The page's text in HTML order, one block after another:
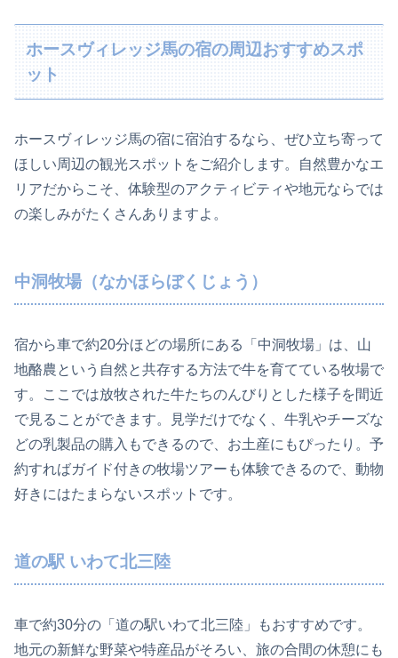
ホースヴィレッジ馬の宿の周辺おすすめスポ
ット
ホースヴィレッジ馬の宿に宿泊するなら、ぜひ立ち寄って
ほしい周辺の観光スポットをご紹介します。自然豊かなエ
リアだからこそ、体験型のアクティビティや地元ならでは
の楽しみがたくさんありますよ。
中洞牧場（なかほらぼくじょう）
宿から車で約20分ほどの場所にある「中洞牧場」は、山
地酪農という自然と共存する方法で牛を育てている牧場で
す。ここでは放牧された牛たちのんびりとした様子を間近
で見ることができます。見学だけでなく、牛乳やチーズな
どの乳製品の購入もできるので、お土産にもぴったり。予
約すればガイド付きの牧場ツアーも体験できるので、動物
好きにはたまらないスポットです。
道の駅 いわて北三陸
車で約30分の「道の駅いわて北三陸」もおすすめです。
地元の新鮮な野菜や特産品がそろい、旅の合間の休憩にも